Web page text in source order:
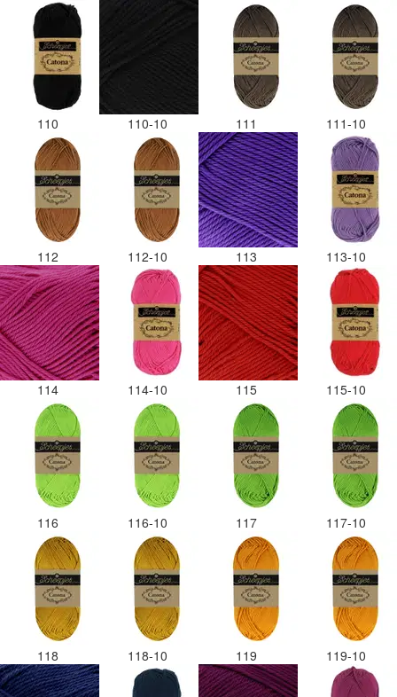
110 110-10 111 111-10
112 112-10 113 113-10
114 114-10 115 115-10
116 116-10 117 117-10
118 118-10 119 119-10